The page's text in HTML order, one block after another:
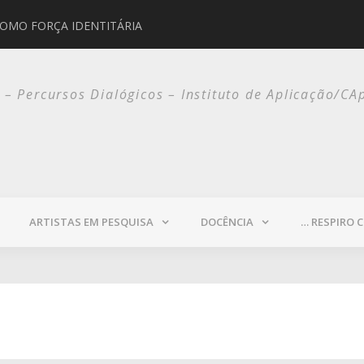
FORÇA IDENTITÁRIA
Percursos Dialógicos – Instituto de Aplicação/
ARTISTAS EM PESQUISA DOCÊNCIA … RESPIRO